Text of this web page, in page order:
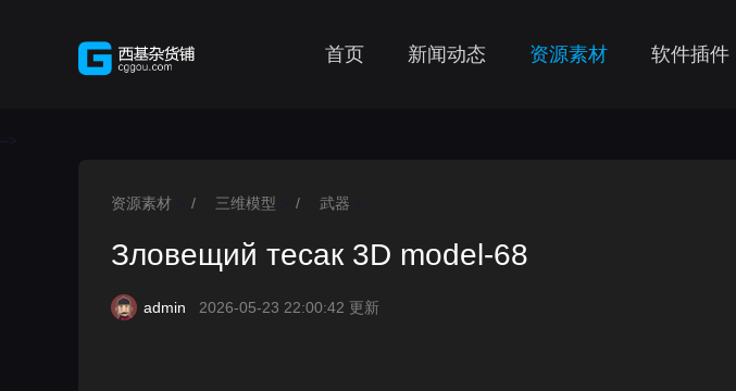
首页 新闻动态 资源素材 软件插件
-->
资源素材 / 三维模型 / 武器
Зловещий тесак 3D model-68
admin 2026-05-23 22:00:42 更新